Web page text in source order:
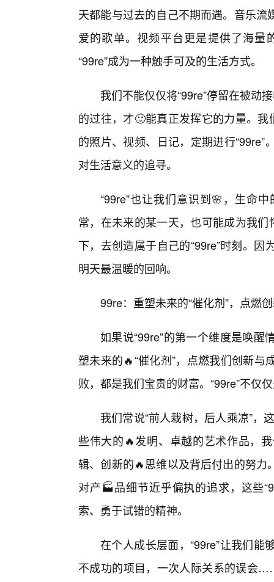
天都能与过去的自己不期而遇。音乐
爱的歌单。视频平台更是提供了海量
“99re”成为一种触手可及的生活方式。
我们不能仅仅将“99re”停留在被动
的过往，才🙂能真正发挥它的力量。
的照片、视频、日记，定期进行
对生活意义的追寻。
“99re”也让我们意识到🌸，生命
常，在未来的某一天，也可能成为我
下，去创造属于自己的“99re”时刻。
明天最温暖的回响。
99re：重塑未来的“催化剂”，点燃
如果说“99re”的第一个维度是唤
塑未来的🔥“催化剂”，点燃我们创新
败，都是我们宝贵的财富。“99re”不仅
我们常说“前人栽树，后人乘凉”，
些伟大的🔥发明、卓越的艺术作品，
辑、创新的🔥思维以及背后付出的努
对产🏭品细节近乎偏执的追求，这些
索、勇于试错的精神。
在个人成长层面，“99re”让我们
不成功的项目，一次人际关系的误会